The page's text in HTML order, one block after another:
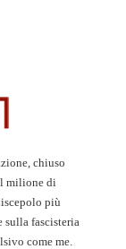
chiuso
milione di
più
sulla fascisteria
come me.